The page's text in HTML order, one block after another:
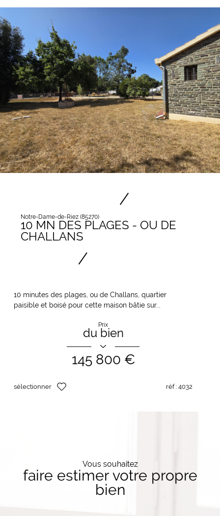
Notre-Dame-de-Riez (85270)
10 MN DES PLAGES - OU DE
CHALLANS
10 minutes des plages, ou de Challans, quartier
paisible et boisé pour cette maison bâtie sur...
Prix
du bien
145 800 €
sélectionner réf : 4032
Vous souhaitez
faire estimer votre propre
bien